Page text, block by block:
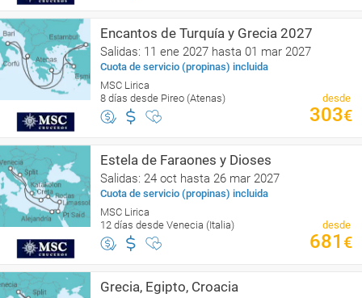
Encantos de Turquía y Grecia 2027
Salidas: 11 ene 2027 hasta 01 mar 2027
Cuota de servicio (propinas) incluida
MSC Lirica
8 días desde Pireo (Atenas)
desde
303€
Estela de Faraones y Dioses
Salidas: 24 oct hasta 26 mar 2027
Cuota de servicio (propinas) incluida
MSC Lirica
12 días desde Venecia (Italia)
desde
681 €
Grecia, Egipto, Croacia